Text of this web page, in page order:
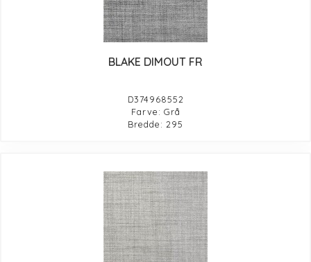
BLAKE DIMOUT FR
D374968552
Farve: Grå
Bredde: 295